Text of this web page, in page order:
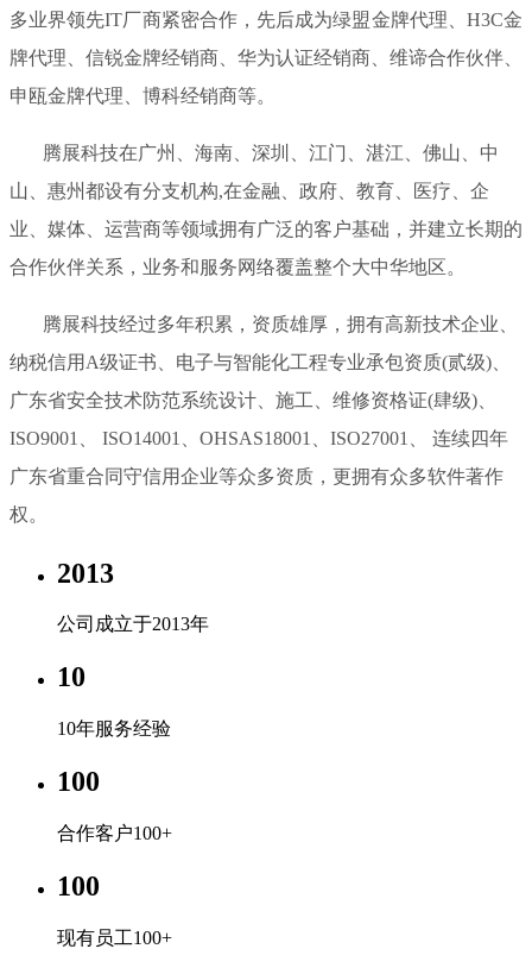
多业界领先IT厂商紧密合作，先后成为绿盟金牌代理、H3C金
牌代理、信锐金牌经销商、华为认证经销商、维谛合作伙伴、
申瓯金牌代理、博科经销商等。
腾展科技在广州、海南、深圳、江门、湛江、佛山、中
山、惠州都设有分支机构,在金融、政府、教育、医疗、企
业、媒体、运营商等领域拥有广泛的客户基础，并建立长期的
合作伙伴关系，业务和服务网络覆盖整个大中华地区。
腾展科技经过多年积累，资质雄厚，拥有高新技术企业、
纳税信用A级证书、电子与智能化工程专业承包资质(贰级)、
广东省安全技术防范系统设计、施工、维修资格证(肆级)、
ISO9001、 ISO14001、OHSAS18001、ISO27001、 连续四年
广东省重合同守信用企业等众多资质，更拥有众多软件著作
权。
2013
公司成立于2013年
10
10年服务经验
100
合作客户100+
100
现有员工100+